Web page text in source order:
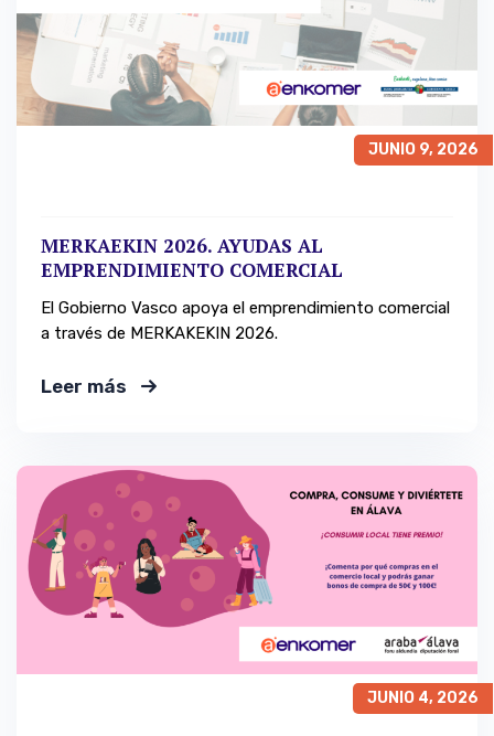
JUNIO 9, 2026
MERKAEKIN 2026. AYUDAS AL
EMPRENDIMIENTO COMERCIAL
El Gobierno Vasco apoya el emprendimiento comercial
a través de MERKAKEKIN 2026.
Leer más
JUNIO 4, 2026